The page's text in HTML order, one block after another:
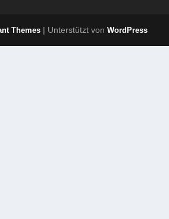
Themes| Unterstützt von WordPress